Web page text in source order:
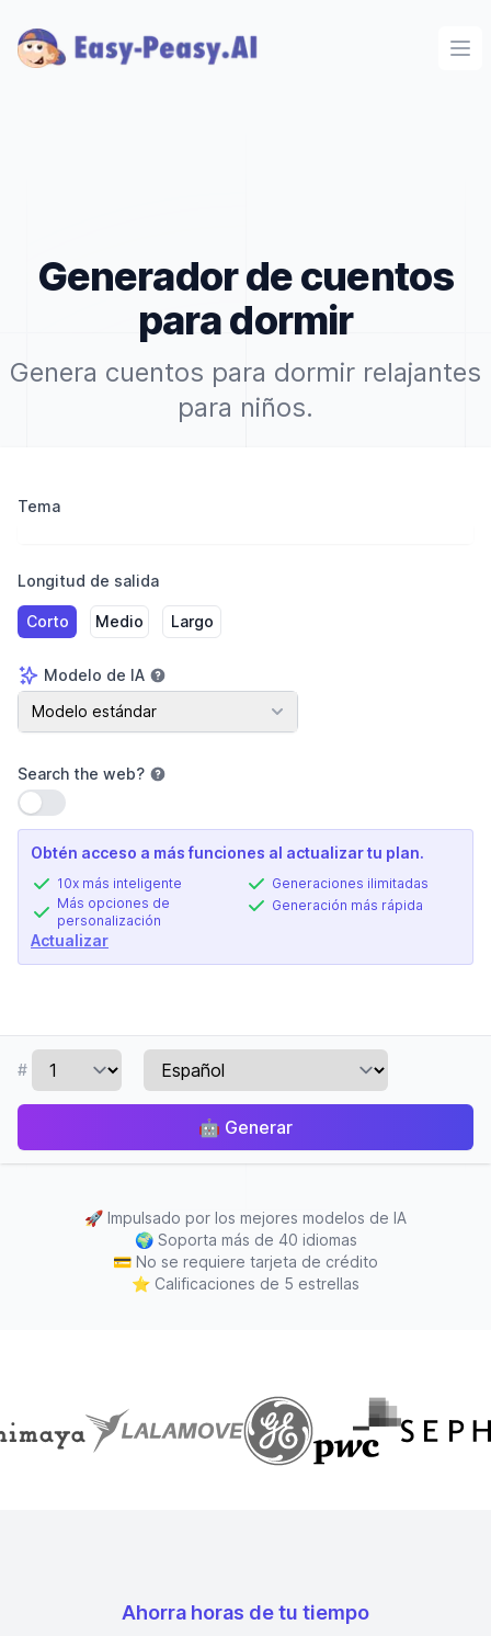
Generador de cuentos
para dormir
Genera cuentos para dormir relajantes
para niños.
Tema
Longitud de salida
Corto Medio Largo
Modelo de IA
Modelo de IA
Modelo estándar
Search the web?
Usar configuración
Obtén acceso a más funciones al actualizar tu plan.
10x más inteligente
Más opciones de
personalización
Generaciones ilimitadas
Generación más rápida
Actualizar
#
🤖 Generar
🚀 Impulsado por los mejores modelos de IA
🌍 Soporta más de 40 idiomas
💳 No se requiere tarjeta de crédito
⭐ Calificaciones de 5 estrellas
Ahorra horas de tu tiempo